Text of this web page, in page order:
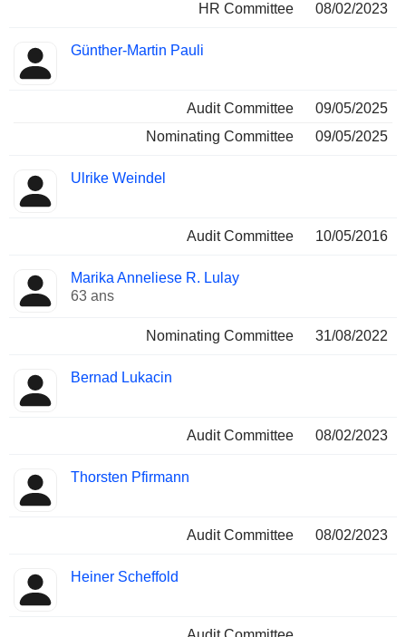
HR Committee
08/02/2023
Günther-Martin Pauli
Audit Committee
09/05/2025
Nominating Committee
09/05/2025
Ulrike Weindel
Audit Committee 10/05/2016
Marika Anneliese R. Lulay
63 ans
Nominating Committee 31/08/2022
Bernad Lukacin
Audit Committee 08/02/2023
Thorsten Pfirmann
Audit Committee 08/02/2023
Heiner Scheffold